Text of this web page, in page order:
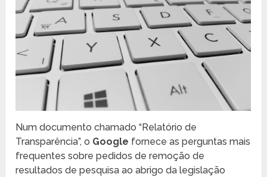
Num documento chamado “Relatório de
Transparência”, o Google fornece as perguntas mais
frequentes sobre pedidos de remoção de
resultados de pesquisa ao abrigo da legislação